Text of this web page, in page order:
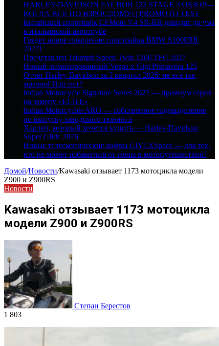
HARLEY-DAVIDSON FAT BOB 122 STAGE 3 ОБЗОР—
КОГДА ВСЕ ПО ВЗРОСЛОМУ! | PROMOTO TEST
Китайский спортбайк CFMoto V4 SR-RR доводят до ума
в итальянской аэротрубе
Грядет новое поколение спортбайка BMW S1000RR
2027!
Представлен Triumph Speed Twin 1200 TFC 2027
Новый лимитированный Vespa x Gigi Primavera 125
Отчёт Harley-Davidson за 2 квартал 2026: не всё так
мрачно! Или нет?
Indian Motorcycle Signature Series 2027 — премиум серия
на замену «ELITE»
Indian Motorcycles ARO — собственное подразделение
по выпуску заводского тюнинга
Харлей, который хочется купить — Harley-Davidson
Super Glide 2026
Новые телескопические кофры GIVI XSpace — для тех,
кто не может избавиться от жены в мотопутешествии!
Домой/Новости/Kawasaki отзывает 1173 мотоцикла модели
Z900 и Z900RS
Новости
Kawasaki отзывает 1173 мотоцикла
модели Z900 и Z900RS
Степан Берестов
1 803